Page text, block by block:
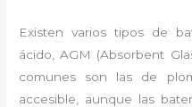
Existen varios tipos de
ácido, AGM (Absorbent
comunes son las de
accesible, aunque las